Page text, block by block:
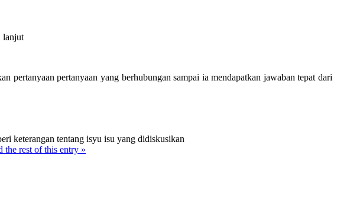
lanjut
pertanyaan pertanyaan yang berhubungan sampai ia mendapatkan jawaban tepat dari
keterangan tentang isyu isu yang didiskusikan
the rest of this entry »